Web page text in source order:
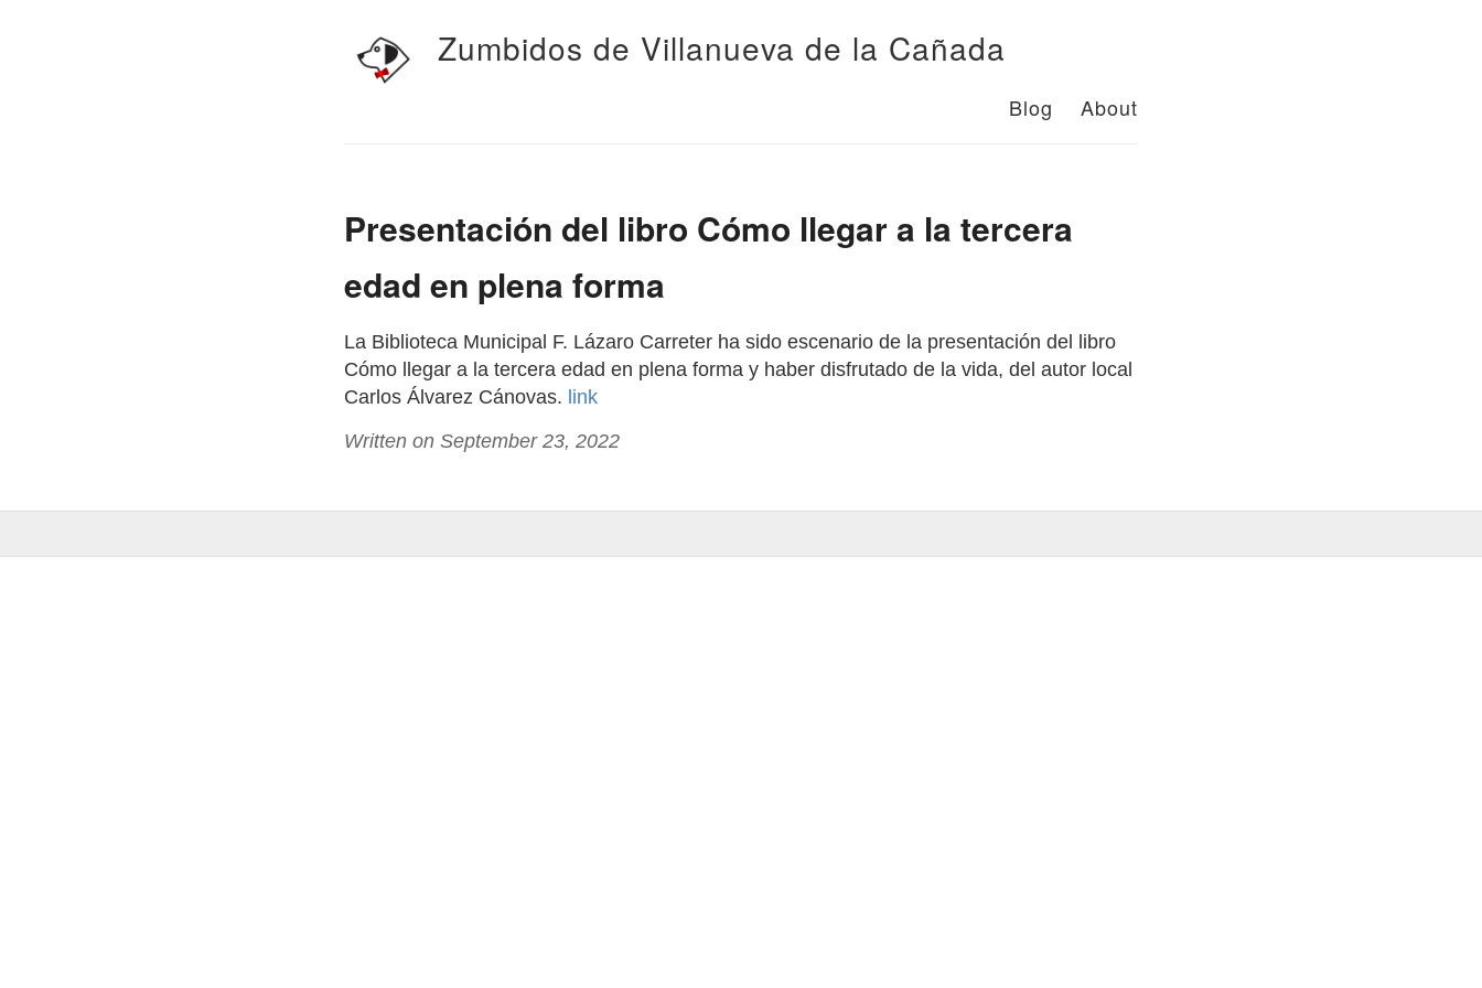
Zumbidos de Villanueva de la Cañada
Blog About
Presentación del libro Cómo llegar a la tercera
edad en plena forma
La Biblioteca Municipal F. Lázaro Carreter ha sido escenario de la presentación del libro
Cómo llegar a la tercera edad en plena forma y haber disfrutado de la vida, del autor local
Carlos Álvarez Cánovas. link
Written on September 23, 2022